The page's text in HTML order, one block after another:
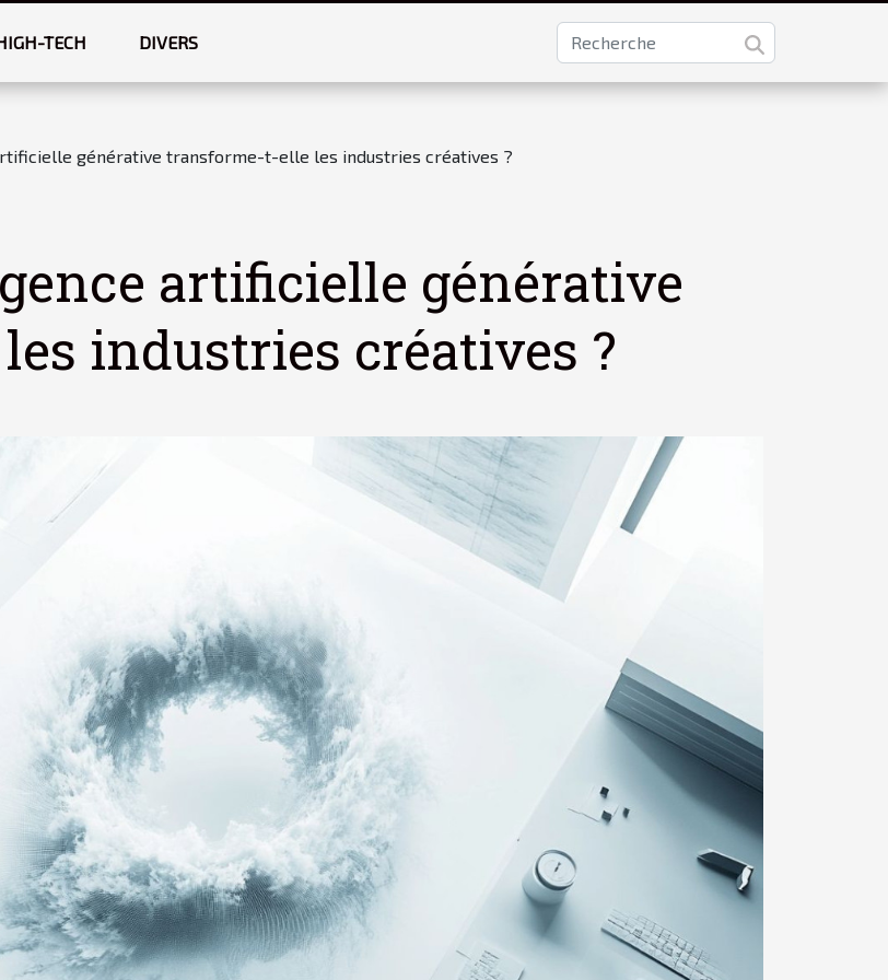
TECH DIVERS
générative transforme-t-elle les industries créatives ?
artificielle générative
industries créatives ?